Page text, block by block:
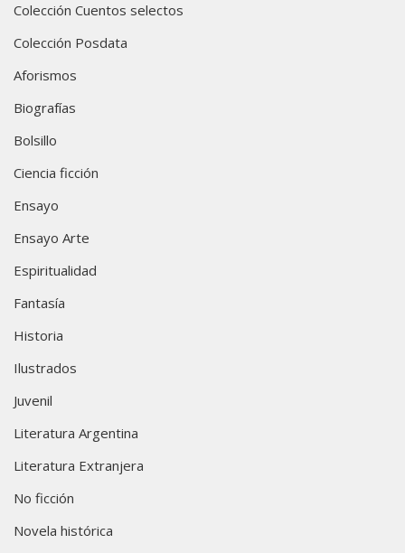
Colección Cuentos selectos
Colección Posdata
Aforismos
Biografías
Bolsillo
Ciencia ficción
Ensayo
Ensayo Arte
Espiritualidad
Fantasía
Historia
Ilustrados
Juvenil
Literatura Argentina
Literatura Extranjera
No ficción
Novela histórica